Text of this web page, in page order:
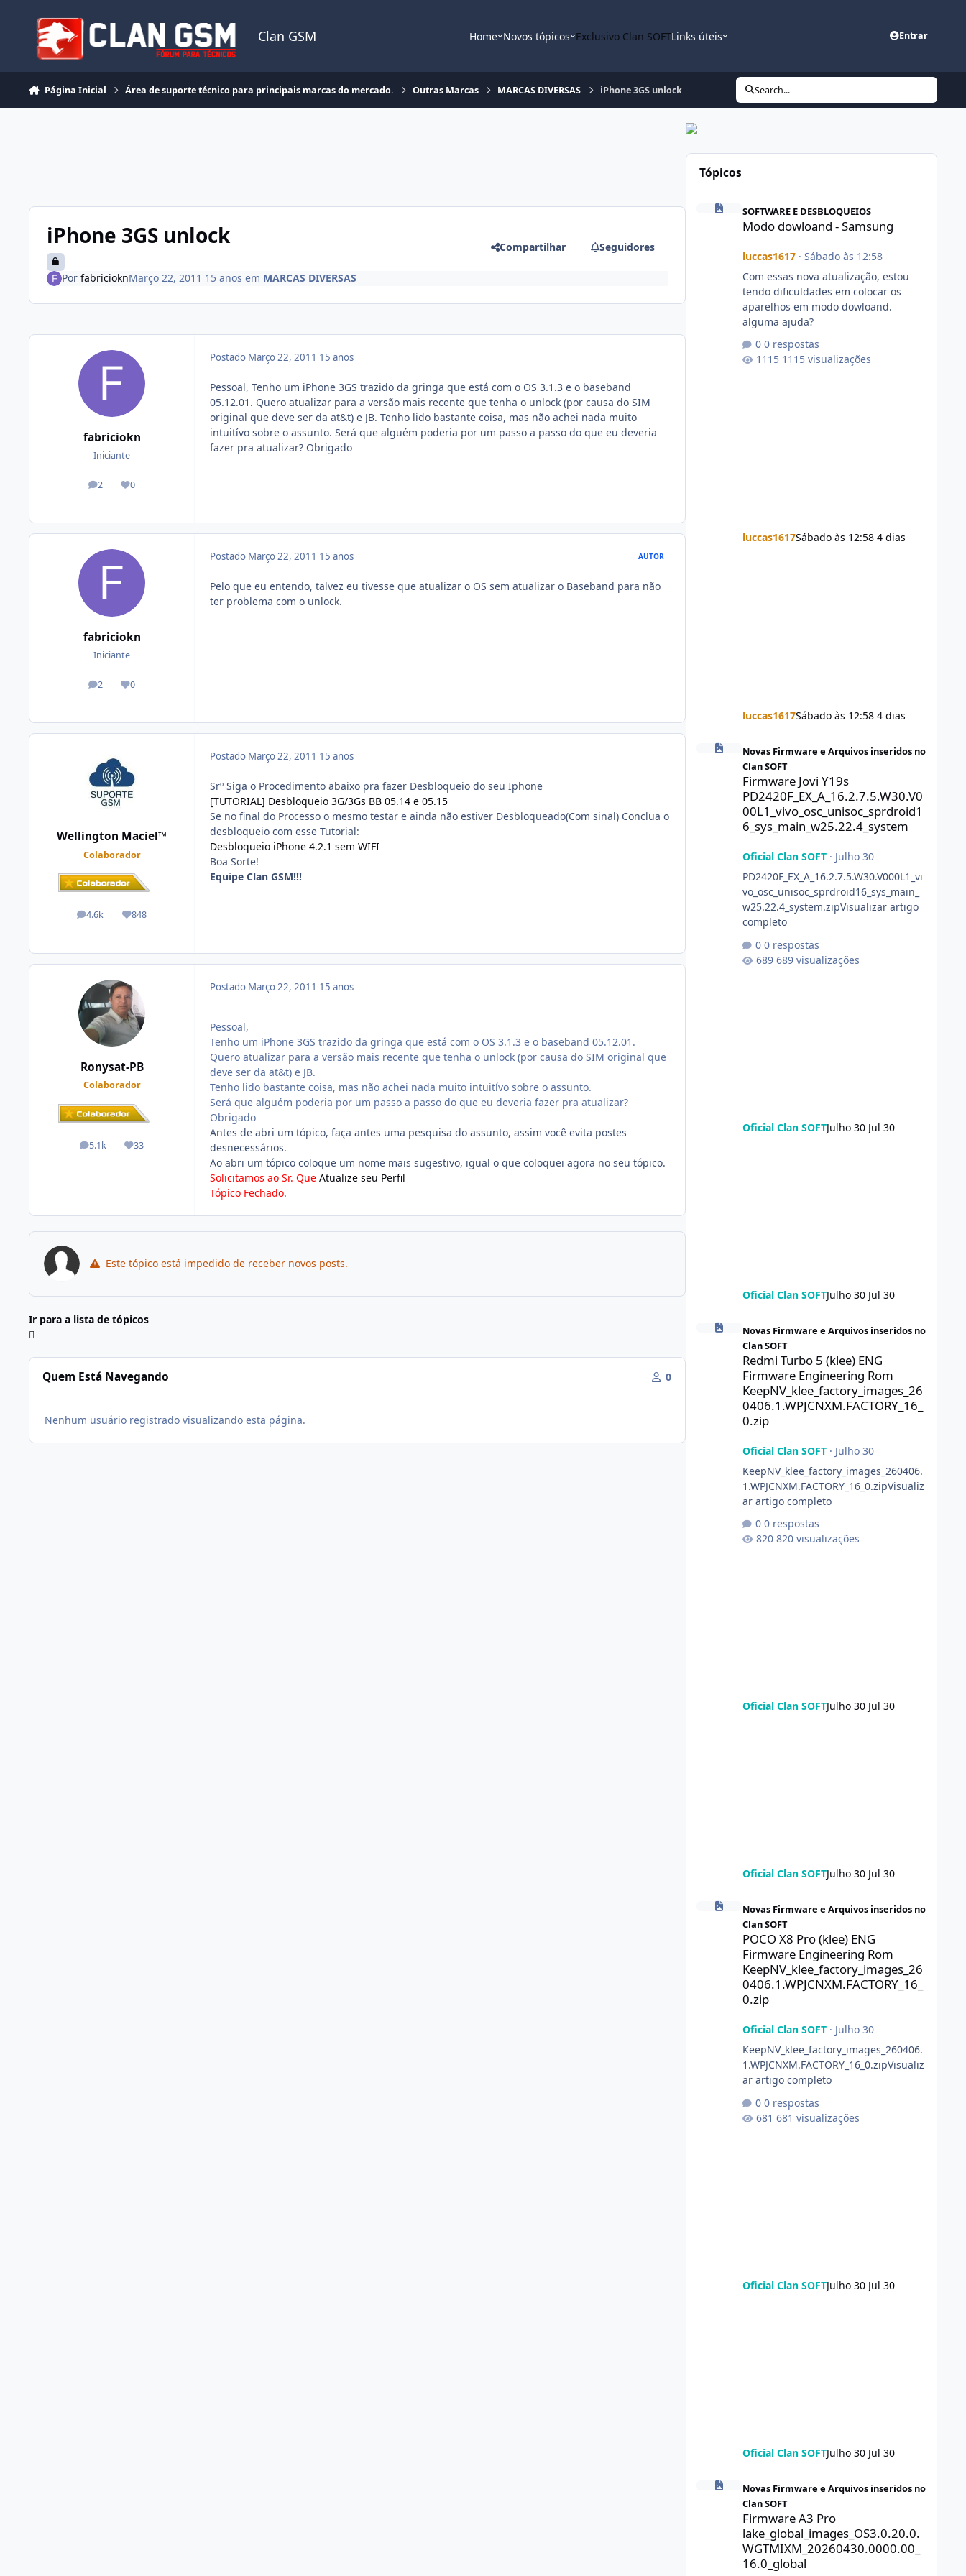
Clan GSM Home Novos tópicos Exclusivo Clan SOFTLinks úteis Entrar
Página Inicial Área de suporte técnico para principais marcas do mercado. Outras Marcas MARCAS DIVERSAS iPhone 3GS unlock Search...
iPhone 3GS unlock Compartilhar Seguidores
Por fabricioknMarço 22, 2011 15 anos em MARCAS DIVERSAS
fabriciokn
Iniciante
2
posts 0
Reputação
Postado Março 22, 2011 15 anos
Pessoal, Tenho um iPhone 3GS trazido da gringa que está com o OS 3.1.3 e o baseband
05.12.01. Quero atualizar para a versão mais recente que tenha o unlock (por causa do SIM
original que deve ser da at&t) e JB. Tenho lido bastante coisa, mas não achei nada muito
intuitívo sobre o assunto. Será que alguém poderia por um passo a passo do que eu deveria
fazer pra atualizar? Obrigado
fabriciokn
Iniciante
2
posts 0
Reputação
Postado Março 22, 2011 15 anos AUTOR
Pelo que eu entendo, talvez eu tivesse que atualizar o OS sem atualizar o Baseband para não
ter problema com o unlock.
Wellington Maciel™
Colaborador
4.6k
posts 848
Reputação
Postado Março 22, 2011 15 anos
Srº Siga o Procedimento abaixo pra fazer Desbloqueio do seu Iphone
[TUTORIAL] Desbloqueio 3G/3Gs BB 05.14 e 05.15
Se no final do Processo o mesmo testar e ainda não estiver Desbloqueado(Com sinal) Conclua o
desbloqueio com esse Tutorial:
Desbloqueio iPhone 4.2.1 sem WIFI
Boa Sorte!
Equipe Clan GSM!!!
Ronysat-PB
Colaborador
5.1k
posts 33
Reputação
Postado Março 22, 2011 15 anos
Pessoal,
Tenho um iPhone 3GS trazido da gringa que está com o OS 3.1.3 e o baseband 05.12.01.
Quero atualizar para a versão mais recente que tenha o unlock (por causa do SIM original que
deve ser da at&t) e JB.
Tenho lido bastante coisa, mas não achei nada muito intuitívo sobre o assunto.
Será que alguém poderia por um passo a passo do que eu deveria fazer pra atualizar?
Obrigado
Antes de abri um tópico, faça antes uma pesquisa do assunto, assim você evita postes
desnecessários.
Ao abri um tópico coloque um nome mais sugestivo, igual o que coloquei agora no seu tópico.
Solicitamos ao Sr. Que Atualize seu Perfil
Tópico Fechado.
Este tópico está impedido de receber novos posts.
Ir para a lista de tópicos
Quem Está Navegando 0
Nenhum usuário registrado visualizando esta página.
Tópicos
SOFTWARE E DESBLOQUEIOS
Modo dowloand - Samsung
luccas1617· Sábado às 12:58
Com essas nova atualização, estou
tendo dificuldades em colocar os
aparelhos em modo dowloand.
alguma ajuda?
0 respostas
1115 visualizações
luccas1617Sábado às 12:58 4 dias
luccas1617Sábado às 12:58 4 dias
Firmware Jovi Y19s
Novas Firmware e Arquivos inseridos no
Clan SOFT
Firmware Jovi Y19s
PD2420F_EX_A_16.2.7.5.W30.V0
00L1_vivo_osc_unisoc_sprdroid1
6_sys_main_w25.22.4_system
Oficial Clan SOFT· Julho 30
PD2420F_EX_A_16.2.7.5.W30.V000L1_vi
vo_osc_unisoc_sprdroid16_sys_main_
w25.22.4_system.zipVisualizar artigo
completo
0 respostas
689 visualizações
Oficial Clan SOFTJulho 30 Jul 30
Oficial Clan SOFTJulho 30 Jul 30
Novas Firmware e Arquivos inseridos no
Clan SOFT
Redmi Turbo 5 (klee) ENG
Firmware Engineering Rom
KeepNV_klee_factory_images_26
0406.1.WPJCNXM.FACTORY_16_
0.zip
Oficial Clan SOFT· Julho 30
KeepNV_klee_factory_images_260406.
1.WPJCNXM.FACTORY_16_0.zipVisualiz
ar artigo completo
0 respostas
820 visualizações
Oficial Clan SOFTJulho 30 Jul 30
Oficial Clan SOFTJulho 30 Jul 30
POCO X8 Pro (klee) ENG Firmware Engineering Rom
Novas Firmware e Arquivos inseridos no
Clan SOFT
POCO X8 Pro (klee) ENG
Firmware Engineering Rom
KeepNV_klee_factory_images_26
0406.1.WPJCNXM.FACTORY_16_
0.zip
Oficial Clan SOFT· Julho 30
KeepNV_klee_factory_images_260406.
1.WPJCNXM.FACTORY_16_0.zipVisualiz
ar artigo completo
0 respostas
681 visualizações
Oficial Clan SOFTJulho 30 Jul 30
Oficial Clan SOFTJulho 30 Jul 30
Novas Firmware e Arquivos inseridos no
Clan SOFT
Firmware A3 Pro
lake_global_images_OS3.0.20.0.
WGTMIXM_20260430.0000.00_
16.0_global